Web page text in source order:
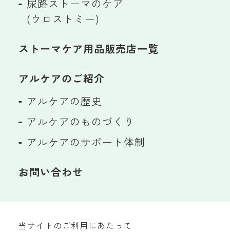
尿路ストーマのケア
(ウロストミー)
ストーマケア用品販売店一覧
アルケアのご紹介
アルケアの歴史
アルケアのものづくり
アルケアのサポート体制
お問い合わせ
当サイトのご利用にあたって